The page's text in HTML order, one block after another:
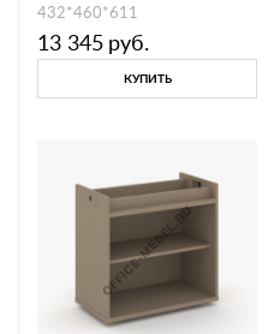
432*460*611
13 345 руб.
КУПИТЬ